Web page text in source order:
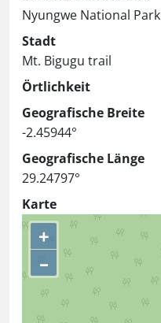
Nyungwe National Park
Stadt
Mt. Bigugu trail
Örtlichkeit
Geografische Breite
-2.45944°
Geografische Länge
29.24797°
Karte
+
–